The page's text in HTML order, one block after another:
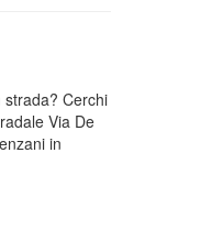
strada? Cerchi
Via De
in